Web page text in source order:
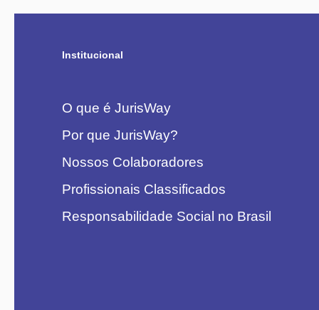
Institucional
O que é JurisWay
Por que JurisWay?
Nossos Colaboradores
Profissionais Classificados
Responsabilidade Social no Brasil